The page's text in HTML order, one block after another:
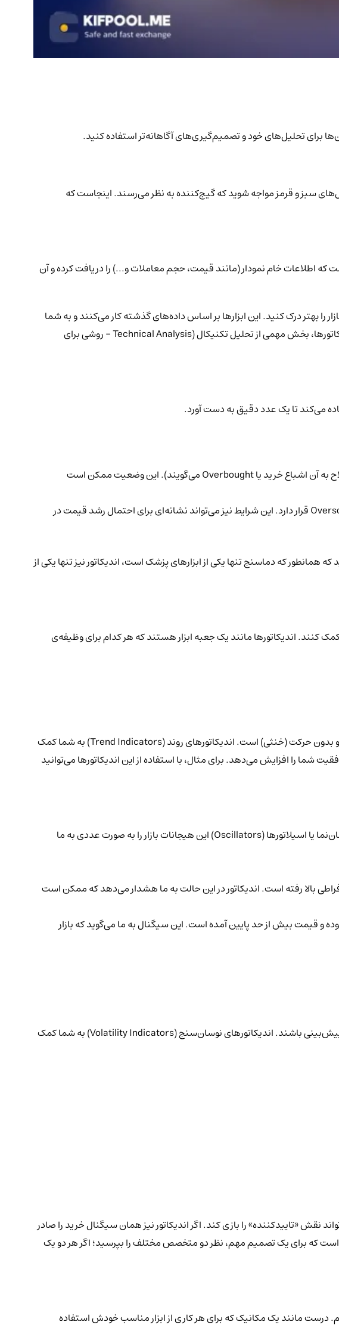
برای تحلیل‌های خود و تصمیم‌گیری‌های آگاهانه‌تر استفاده کنید.
سبز و قرمز مواجه شوید که گیج‌کننده به نظر می‌رسند. اینجاست که
که اطلاعات خام نمودار (مانند قیمت، حجم معاملات و...) را دریافت کرده و آن
را بهتر درک کنید. این ابزارها بر اساس داده‌های گذشته کار می‌کنند و به شما
سرنخ‌هایی درباره‌ی قدرت روند، هیجانات خریداران و فروشندگان و نقاط احتمالی تغییر جهت بازار می‌دهند. استفاده از اندیکاتورها، بخش مهمی از تحلیل تکنیکال (Technical Analysis - روشی برای
می‌کند تا یک عدد دقیق به دست آورد.
: یک اندیکاتور می‌تواند به شما نشان دهد که هیجان خرید بیش از حد بالا رفته است (که در اصطلاح به آن اشباع خرید یا Overbought می‌گویند). این وضعیت ممکن است
: اندیکاتور می‌تواند نشان دهد که فشار فروش بسیار زیاد بوده و بازار در حالت اشباع فروش یا Oversold قرار دارد. این شرایط نیز می‌تواند نشانه‌ای برای احتمال رشد قیمت در
همانطور که دماسنج تنها یکی از ابزارهای پزشک است، اندیکاتور نیز تنها یکی از
کمک کنند. اندیکاتورها مانند یک جعبه ابزار هستند که هر کدام برای وظیفه‌ی
بازار را مانند یک رودخانه در نظر بگیرید. گاهی جریان آب قوی و در یک جهت مشخص (صعودی یا نزولی) است و گاهی آب راکد و بدون حرکت (خنثی) است. اندیکاتورهای روند (Trend Indicators) به شما کمک
را افزایش می‌دهد. برای مثال، با استفاده از این اندیکاتورها می‌توانید
حتماً شنیده‌اید که می‌گویند: «وقتی همه از یک ارز دیجیتال صحبت می‌کنند، شاید زمان فروش آن باشد.» اندیکاتورهای نوسان‌نما یا اسیلاتورها (Oscillators) این هیجانات بازار را به صورت عددی به ما
بالا رفته است. اندیکاتور در این حالت به ما هشدار می‌دهد که ممکن است
و قیمت بیش از حد پایین آمده است. این سیگنال به ما می‌گوید که بازار
بعضی از بازا‌رها آرام و کم‌نوسان هستند، در حالی که برخی دیگر مانند قیمت دوج کوین، می‌توانند بسیار پرنوسان و غیرقابل پیش‌بینی باشند. اندیکاتورهای نوسان‌سنج (Volatility Indicators) به شما کمک
نقش «تاییدکننده» را بازی کند. اگر اندیکاتور نیز همان سیگنال خرید را صادر
است که برای یک تصمیم مهم، نظر دو متخصص مختلف را بپرسید؛ اگر هر دو یک
درست مانند یک مکانیک که برای هر کاری از ابزار مناسب خودش استفاده